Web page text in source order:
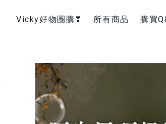
Vicky好物團購❣ 所有商品 購買
購物